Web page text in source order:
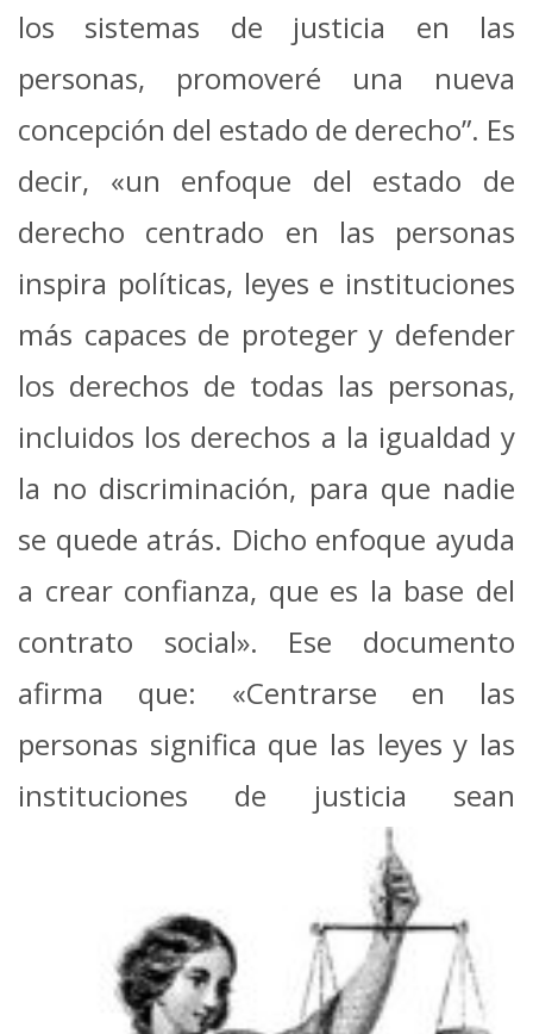
los sistemas de justicia en las
personas, promoveré una nueva
concepción del estado de derecho”. Es
decir, «un enfoque del estado de
derecho centrado en las personas
inspira políticas, leyes e instituciones
más capaces de proteger y defender
los derechos de todas las personas,
incluidos los derechos a la igualdad y
la no discriminación, para que nadie
se quede atrás. Dicho enfoque ayuda
a crear confianza, que es la base del
contrato social». Ese documento
afirma que: «Centrarse en las
personas significa que las leyes y las
instituciones de justicia sean